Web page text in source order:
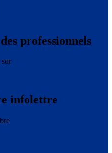
professionnels
sur
infolettre